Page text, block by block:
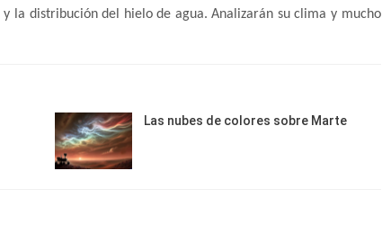
la distribución del hielo de agua. Analizarán su clima y mucho
Las nubes de colores sobre Marte